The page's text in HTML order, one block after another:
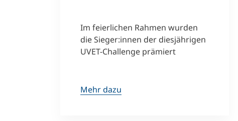
Im feierlichen Rahmen wurden
die Sieger:innen der diesjährigen
UVET-Challenge prämiert
Mehr dazu